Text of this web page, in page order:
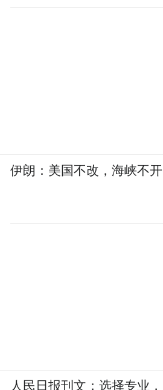
伊朗：美国不改，海峡不开
人民日报刊文：选择专业，